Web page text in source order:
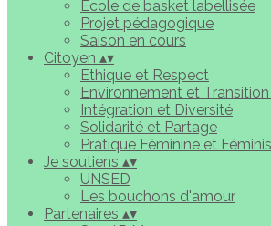
École de basket labellisée
Projet pédagogique
Saison en cours
Citoyen ▴▾
Ethique et Respect
Environnement et
Intégration et Diversité
Solidarité et Partage
Pratique Féminine et
Je soutiens ▴▾
UNSED
Les bouchons d'amour
Partenaires ▴▾